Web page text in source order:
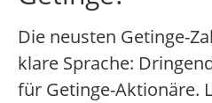
Die neusten Getinge-
klare Sprache:
für Getinge-Aktionäre.